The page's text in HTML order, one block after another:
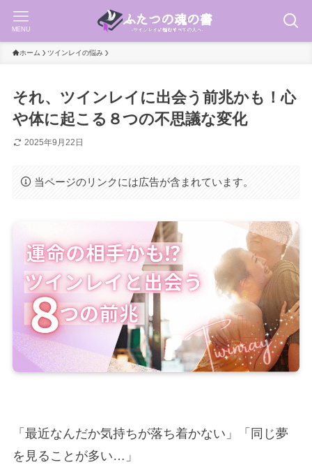
MENU
ホーム ツインレイの悩み
それ、ツインレイに出会う前兆かも！心
や体に起こる８つの不思議な変化
2025年9月22日
当ページのリンクには広告が含まれています。
「最近なんだか気持ちが落ち着かない」「同じ夢
を見ることが多い…」